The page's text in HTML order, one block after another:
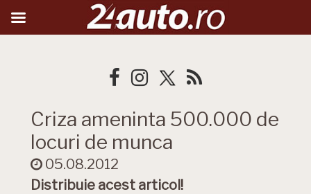
Criza ameninta 500.000 de
locuri de munca
05.08.2012
Distribuie acest articol!